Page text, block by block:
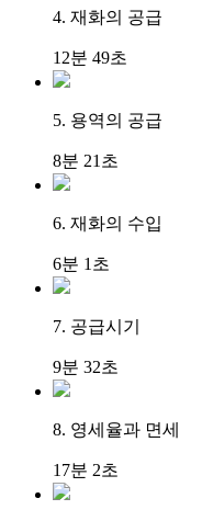
4. 재화의 공급
12분 49초
5. 용역의 공급
8분 21초
6. 재화의 수입
6분 1초
7. 공급시기
9분 32초
8. 영세율과 면세
17분 2초